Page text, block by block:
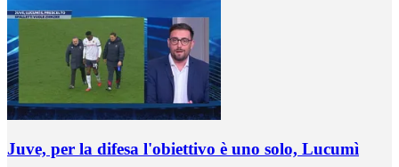
Juve, per la difesa l'obiettivo è uno solo, Lucumì